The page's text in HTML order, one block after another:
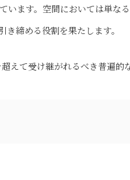
います。空間においては単な
締める役割を果たします。
えて受け継がれるべき普遍的